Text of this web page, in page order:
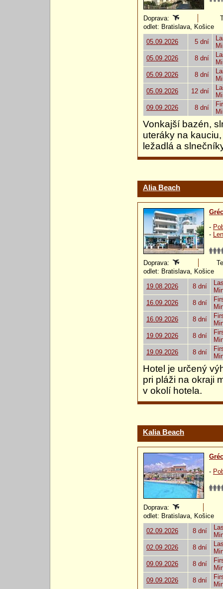
Doprava:
odlet: Bratislava, Košice
05.09.2026
5 dní
05.09.2026
8 dní
05.09.2026
8 dní
05.09.2026
12 dní
09.09.2026
8 dní
Vonkajší bazén,
uteráky na
ležadlá a
Alia Beach
-
-
Doprava:
odlet: Bratislava, Košice
19.08.2026
8 dní
16.09.2026
8 dní
16.09.2026
8 dní
19.09.2026
8 dní
19.09.2026
8 dní
Hotel je určený
pri pláži na okraji
v okolí hotela.
Kalia Beach
-
Doprava:
odlet: Bratislava, Košice
02.09.2026
8 dní
02.09.2026
8 dní
09.09.2026
8 dní
09.09.2026
8 dní